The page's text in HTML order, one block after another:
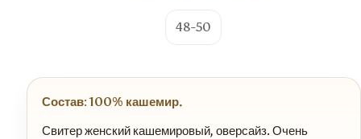
48-50
Состав: 100% кашемир.
Свитер женский кашемировый, оверсайз. Очень